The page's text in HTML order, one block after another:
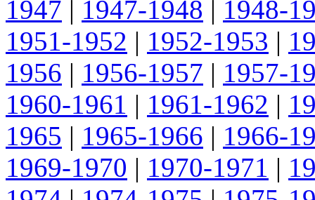
1947 | 1947-1948 | 1948-
1951-1952 | 1952-1953 |
1956 | 1956-1957 | 1957-
1960-1961 | 1961-1962 |
1965 | 1965-1966 | 1966-
1969-1970 | 1970-1971 |